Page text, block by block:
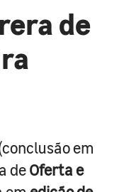
de
em
deOferta e